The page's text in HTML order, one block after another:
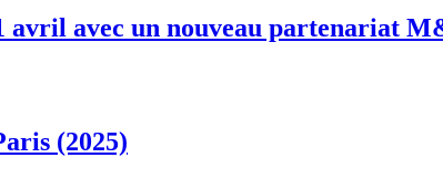
avril avec un nouveau partenariat
(2025)